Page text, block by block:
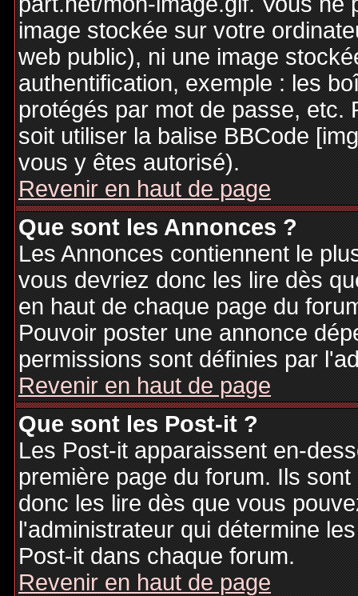
image stockée sur votre
web public), ni une image
authentification, exemple : les
protégés par mot de passe, etc.
soit utiliser la balise BBCode
vous y êtes autorisé).
Revenir en haut de page
Que sont les Annonces ?
Les Annonces contiennent le
vous devriez donc les lire dès
en haut de chaque page du
Pouvoir poster une annonce
permissions sont définies par
Revenir en haut de page
Que sont les Post-it ?
Les Post-it apparaissent en-
première page du forum. Ils
donc les lire dès que vous
l'administrateur qui détermine
Post-it dans chaque forum.
Revenir en haut de page